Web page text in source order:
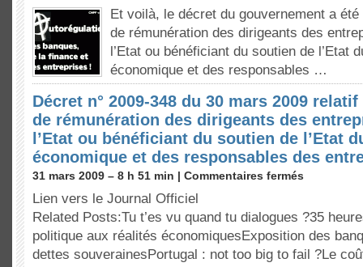
Et voilà, le décret du gouvernement a
de rémunération des dirigeants des
l’Etat ou bénéficiant du soutien de l’Etat
économique et des responsables …
Décret n° 2009-348 du 30 mars 2009
de rémunération des dirigeants des
l’Etat ou bénéficiant du soutien de l’Etat
économique et des responsables des
31 mars 2009 – 8 h 51 min | Commentaires fermés
Lien vers le Journal Officiel
Related Posts:Tu t’es vu quand tu dialogues ?35
politique aux réalités économiquesExposition des
dettes souverainesPortugal : not too big to fail ?Le